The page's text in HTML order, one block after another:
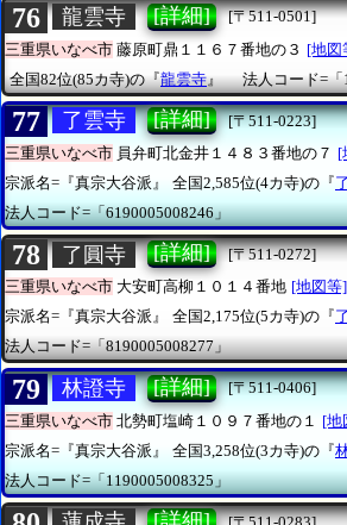
76 龍雲寺 [詳細]
[〒511-0501]
三重県いなべ市 藤原町鼎１１６７番地の３ [地図
全国82位(85カ寺)の『龍雲寺』 法人コード=
77 了雲寺 [詳細]
[〒511-0223]
三重県いなべ市 員弁町北金井１４８３番地の７ [
宗派名=『真宗大谷派』
全国2,585位(4カ寺)の『
法人コード=「6190005008246」
78 了圓寺 [詳細]
[〒511-0272]
三重県いなべ市 大安町高柳１０１４番地 [地図等]
宗派名=『真宗大谷派』
全国2,175位(5カ寺)の『
法人コード=「8190005008277」
79 林證寺 [詳細]
[〒511-0406]
三重県いなべ市 北勢町塩崎１０９７番地の１
[地
宗派名=『真宗大谷派』
全国3,258位(3カ寺)の『
法人コード=「1190005008325」
[詳細]